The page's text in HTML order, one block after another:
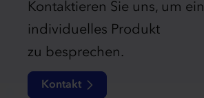
Kontaktieren Sie uns, um ein
individuelles Produkt
zu besprechen.
Kontakt